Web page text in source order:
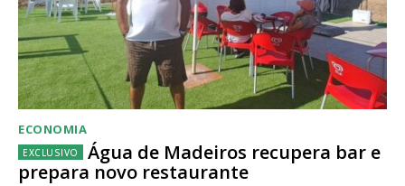
ECONOMIA
Água de Madeiros recupera bar e
prepara novo restaurante